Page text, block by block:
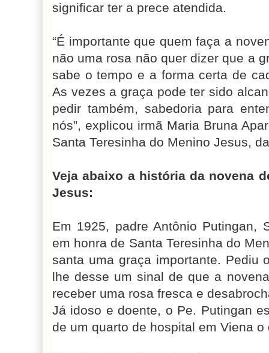
significar ter a prece atendida.
“É importante que quem faça a
não uma rosa não quer dizer que a
sabe o tempo e a forma certa de
As vezes a graça pode ter sido
pedir também, sabedoria para
nós”, explicou irmã Maria Bruna
Santa Teresinha do Menino Jesus,
Veja abaixo a história da novena
Jesus:
Em 1925, padre Antônio Putingan,
em honra de Santa Teresinha do
santa uma graça importante. Pediu
lhe desse um sinal de que a
receber uma rosa fresca e
Já idoso e doente, o Pe. Putingan
de um quarto de hospital em Viena o